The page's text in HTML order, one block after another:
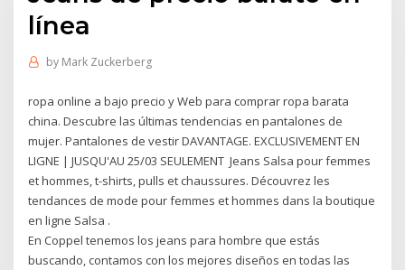
línea
by Mark Zuckerberg
ropa online a bajo precio y Web para comprar ropa barata
china. Descubre las últimas tendencias en pantalones de
mujer. Pantalones de vestir DAVANTAGE. EXCLUSIVEMENT EN
LIGNE | JUSQU'AU 25/03 SEULEMENT Jeans Salsa pour femmes
et hommes, t-shirts, pulls et chaussures. Découvrez les
tendances de mode pour femmes et hommes dans la boutique
en ligne Salsa .
En Coppel tenemos los jeans para hombre que estás
buscando, contamos con los mejores diseños en todas las